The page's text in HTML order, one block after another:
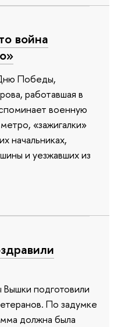
война
Победы,
работавшая в
военную
«зажигалки»
начальниках,
и уезжавших из
подготовили
По задумке
должна была